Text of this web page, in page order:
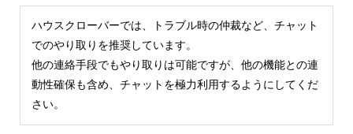
ハウスクローバーでは、トラブル時の仲裁など、チャット
でのやり取りを推奨しています。
他の連絡手段でもやり取りは可能ですが、他の機能との連
動性確保も含め、チャットを極力利用するようにしてくだ
さい。